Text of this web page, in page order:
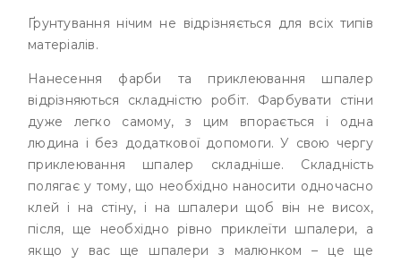
Ґрунтування нічим не відрізняється для всіх типів
матеріалів.
Нанесення фарби та приклеювання шпалер
відрізняються складністю робіт. Фарбувати стіни
дуже легко самому, з цим впорається і одна
людина і без додаткової допомоги. У свою чергу
приклеювання шпалер складніше. Складність
полягає у тому, що необхідно наносити одночасно
клей і на стіну, і на шпалери щоб він не висох,
після, ще необхідно рівно приклеїти шпалери, а
якщо у вас ще шпалери з малюнком – це ще